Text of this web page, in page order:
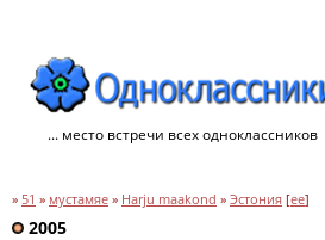
... место встречи всех одноклассников
» 51 » мустамяе » Harju maakond » Эстония [ee]
2005